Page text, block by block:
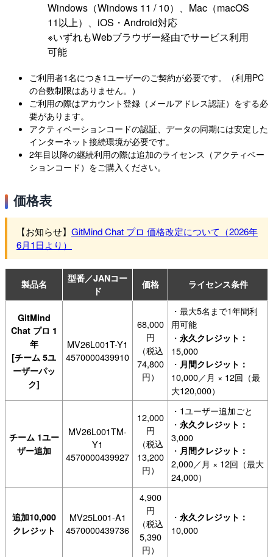
Windows（Windows 11 / 10）、Mac（macOS
11以上）、iOS・Android対応
※いずれもWebブラウザー経由でサービス利用
可能
ご利用者1名につき1ユーザーのご契約が必要です。（利用PC
の台数制限はありません。）
ご利用の際はアカウント登録（メールアドレス認証）をする必
要があります。
アクティベーションコードの認証、データの同期には安定した
インターネット接続環境が必要です。
2年目以降の継続利用の際は追加のライセンス（アクティベー
ションコード）をご購入ください。
価格表
【お知らせ】 GitMind Chat プロ 価格改定について（2026年
6月1日より）
製品名
型番／JANコー
ド
価格 ライセンス条件
GitMind
Chat プロ 1
年
[チーム 5ユ
ーザーパッ
ク]
MV26L001T-Y1
4570000439910
68,000
円
（税込
74,800
円）
・最大5名まで1年間利
用可能
・ 永久クレジット：
15,000
・ 月間クレジット：
10,000／月 × 12回（最
大120,000）
チーム 1ユー
ザー追加
MV26L001TM-
Y1
4570000439927
12,000
円
（税込
13,200
円）
・1ユーザー追加ごと
・ 永久クレジット：
3,000
・ 月間クレジット：
2,000／月 × 12回（最大
24,000）
追加10,000
クレジット
MV25L001-A1
4570000439736
4,900
円
（税込
5,390
円）
・ 永久クレジット：
10,000